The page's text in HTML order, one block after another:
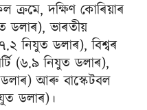
দক্ষিণ কোৰিয়াৰ
ডলাৰ), ভাৰতীয়
নিযুত ডলাৰ), বিশ্বৰ
(৬.৯ নিযুত ডলাৰ),
ডলাৰ) আৰু বাস্কেটবল
ডলাৰ)।